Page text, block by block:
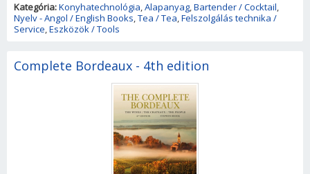
Kategória:Konyhatechnológia,Alapanyag,Bartender / Cocktail,
Nyelv - Angol / English Books,Tea / Tea,Felszolgálás technika /
Service,Eszközök / Tools
Complete Bordeaux - 4th edition